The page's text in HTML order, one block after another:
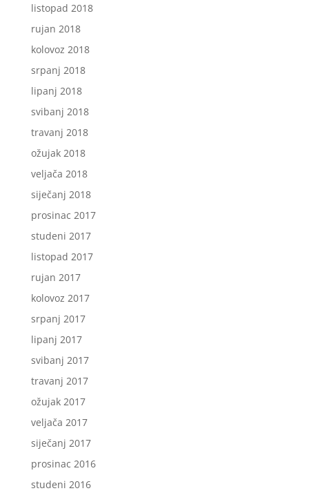
listopad 2018
rujan 2018
kolovoz 2018
srpanj 2018
lipanj 2018
svibanj 2018
travanj 2018
ožujak 2018
veljača 2018
siječanj 2018
prosinac 2017
studeni 2017
listopad 2017
rujan 2017
kolovoz 2017
srpanj 2017
lipanj 2017
svibanj 2017
travanj 2017
ožujak 2017
veljača 2017
siječanj 2017
prosinac 2016
studeni 2016